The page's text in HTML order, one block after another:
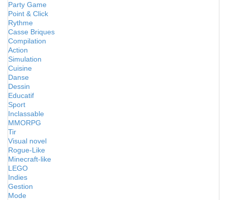
Party Game
Point & Click
Rythme
Casse Briques
Compilation
Action
Simulation
Cuisine
Danse
Dessin
Educatif
Sport
Inclassable
MMORPG
Tir
Visual novel
Rogue-Like
Minecraft-like
LEGO
Indies
Gestion
Mode